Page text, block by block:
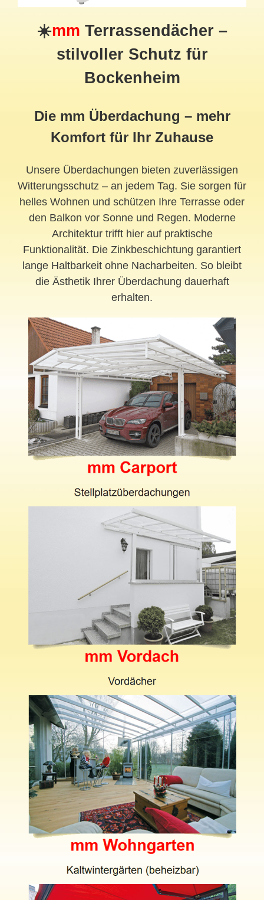
☀️mm Terrassendächer –
stilvoller Schutz für
Bockenheim
Die mm Überdachung – mehr
Komfort für Ihr Zuhause
Unsere Überdachungen bieten zuverlässigen
Witterungsschutz – an jedem Tag. Sie sorgen für
helles Wohnen und schützen Ihre Terrasse oder
den Balkon vor Sonne und Regen. Moderne
Architektur trifft hier auf praktische
Funktionalität. Die Zinkbeschichtung garantiert
lange Haltbarkeit ohne Nacharbeiten. So bleibt
die Ästhetik Ihrer Überdachung dauerhaft
erhalten.